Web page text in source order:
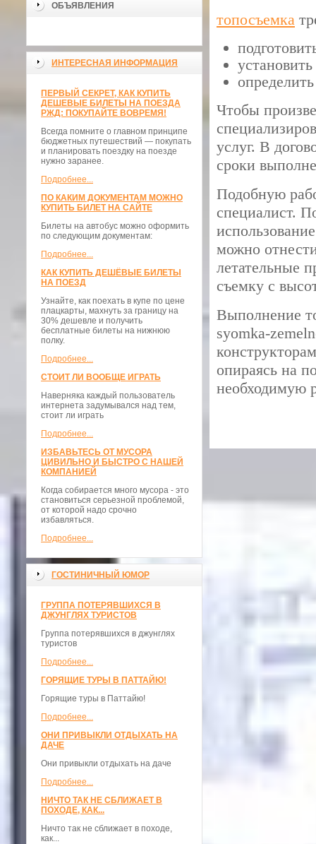
ОБЪЯВЛЕНИЯ
ИНТЕРЕСНАЯ ИНФОРМАЦИЯ
ПЕРВЫЙ СЕКРЕТ, КАК КУПИТЬ
ДЕШЕВЫЕ БИЛЕТЫ НА ПОЕЗДА
РЖД: ПОКУПАЙТЕ ВОВРЕМЯ!
Всегда помните о главном принципе
бюджетных путешествий — покупать
и планировать поездку на поезде
нужно заранее.
Подробнее...
ПО КАКИМ ДОКУМЕНТАМ МОЖНО
КУПИТЬ БИЛЕТ НА САЙТЕ
Билеты на автобус можно оформить
по следующим документам:
Подробнее...
КАК КУПИТЬ ДЕШЁВЫЕ БИЛЕТЫ
НА ПОЕЗД
Узнайте, как поехать в купе по цене
плацкарты, махнуть за границу на
30% дешевле и получить
бесплатные билеты на нижнюю
полку.
Подробнее...
СТОИТ ЛИ ВООБЩЕ ИГРАТЬ
Наверняка каждый пользователь
интернета задумывался над тем,
стоит ли играть
Подробнее...
ИЗБАВЬТЕСЬ ОТ МУСОРА
ЦИВИЛЬНО И БЫСТРО С НАШЕЙ
КОМПАНИЕЙ
Когда собирается много мусора - это
становиться серьезной проблемой,
от которой надо срочно
избавляться.
Подробнее...
ГОСТИНИЧНЫЙ ЮМОР
ГРУППА ПОТЕРЯВШИХСЯ В
ДЖУНГЛЯХ ТУРИСТОВ
Группа потерявшихся в джунглях
туристов
Подробнее...
ГОРЯЩИЕ ТУРЫ В ПАТТАЙЮ!
Горящие туры в Паттайю!
Подробнее...
ОНИ ПРИВЫКЛИ ОТДЫХАТЬ НА
ДАЧЕ
Они привыкли отдыхать на даче
Подробнее...
НИЧТО ТАК НЕ СБЛИЖАЕТ В
ПОХОДЕ, КАК...
Ничто так не сближает в походе,
как...
топосъемка
Чтобы
услуг. В
сроки
Подобную
специалист.
можно
летательные
съемку с
Выполнение
syomka-
опираясь на
необходимую